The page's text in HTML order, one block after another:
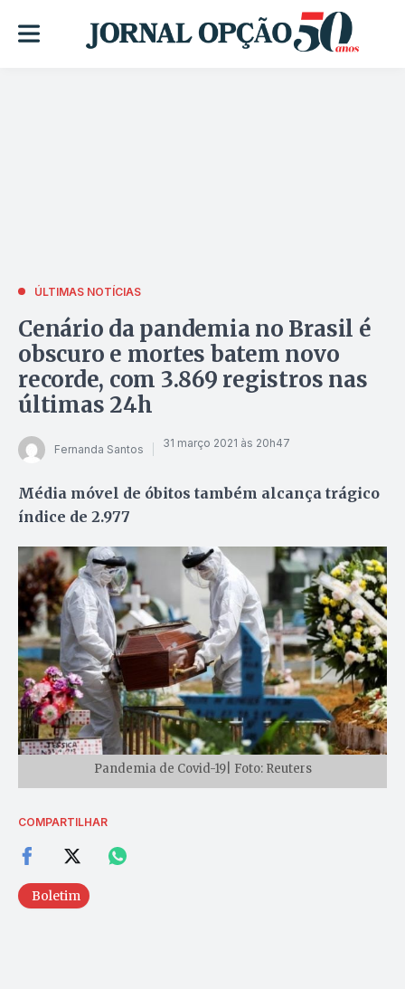
ÚLTIMAS NOTÍCIAS
Cenário da pandemia no Brasil é
obscuro e mortes batem novo
recorde, com 3.869 registros nas
últimas 24h
Fernanda Santos 31 março 2021 às 20h47
Média móvel de óbitos também alcança trágico
índice de 2.977
Pandemia de Covid-19| Foto: Reuters
COMPARTILHAR
Boletim